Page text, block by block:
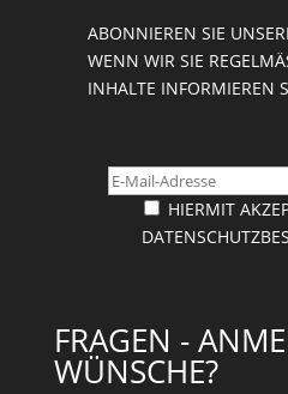
ABONNIEREN SIE
WENN WIR SIE
NHALTE INFORMIEREN
HIERMIT
FRAGEN -
WÜNSCHE?